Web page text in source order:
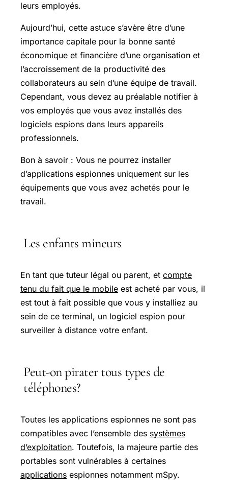
leurs employés.
Aujourd’hui, cette astuce s’avère être d’une
importance capitale pour la bonne santé
économique et financière d’une organisation et
l’accroissement de la productivité des
collaborateurs au sein d’une équipe de travail.
Cependant, vous devez au préalable notifier à
vos employés que vous avez installés des
logiciels espions dans leurs appareils
professionnels.
Bon à savoir : Vous ne pourrez installer
d’applications espionnes uniquement sur les
équipements que vous avez achetés pour le
travail.
Les enfants mineurs
En tant que tuteur légal ou parent, et compte
tenu du fait que le mobile est acheté par vous, il
est tout à fait possible que vous y installiez au
sein de ce terminal, un logiciel espion pour
surveiller à distance votre enfant.
Peut-on pirater tous types de
téléphones?
Toutes les applications espionnes ne sont pas
compatibles avec l’ensemble des systèmes
d’exploitation. Toutefois, la majeure partie des
portables sont vulnérables à certaines
applications espionnes notamment mSpy.